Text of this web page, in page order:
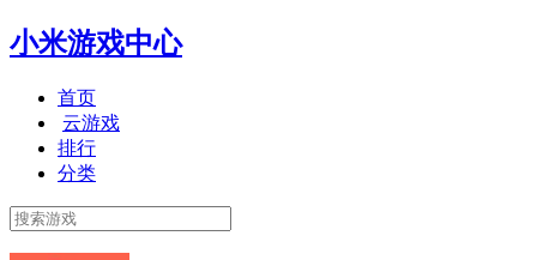
小米游戏中心
首页
云游戏
排行
分类